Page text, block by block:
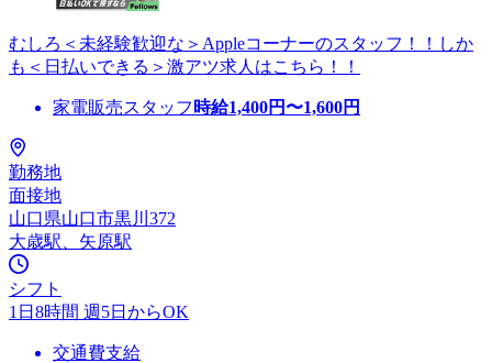
むしろ＜未経験歓迎な＞Appleコーナーのスタッフ！！しか
も＜日払いできる＞激アツ求人はこちら！！
家電販売スタッフ 時給1,400円〜1,600円
勤務地
面接地
山口県山口市黒川372
大歳駅、矢原駅
シフト
1日8時間 週5日からOK
交通費支給